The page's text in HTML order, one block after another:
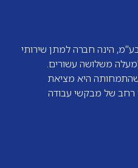
הינה חברה למתן שירותי
משלושה עשורים.
היא מציאת
רחב של מבקשי עבודה